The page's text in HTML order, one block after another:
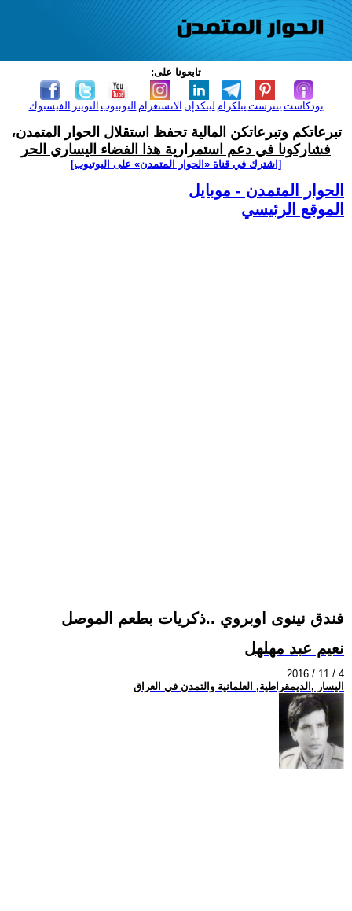
تابعونا على:
الفيسبوك التويتر اليوتيوب الانستغرام لينكدإن تيلكرامبنترست بودكاست
تبرعاتكم وتبرعاتكن المالية تحفظ استقلال الحوار المتمدن،
فشاركونا في دعم استمرارية هذا الفضاء اليساري الحر
[اشترك في قناة ‫«الحوار المتمدن» على اليوتيوب]
الحوار المتمدن - موبايل
الموقع الرئيسي
فندق نينوى اوبروي ..ذكريات بطعم الموصل
نعيم عبد مهلهل
2016 / 11 / 4
اليسار ,الديمقراطية, العلمانية والتمدن في العراق